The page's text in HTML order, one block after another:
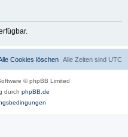
Alle Zeiten sind UTC
Cookies löschen
© phpBB Limited
durch phpBB.de